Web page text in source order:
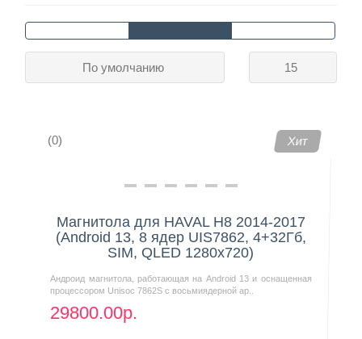
Режим
работы
15
По умолчанию
(0) Хит
Магнитола для HAVAL H8 2014-2017
(Android 13, 8 ядер UIS7862, 4+32Гб,
SIM, QLED 1280x720)
Андроид магнитола, работающая на Android 13 и оснащенная
процессором Unisoc 7862S с восьмиядерной ар..
29800.00р.